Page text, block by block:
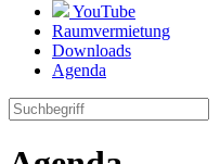
YouTube
Raumvermietung
Downloads
Agenda